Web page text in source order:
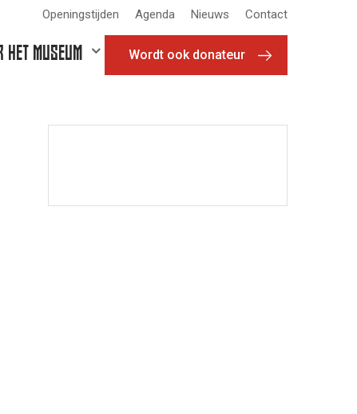
Openingstijden Agenda Nieuws Contact
HET MUSEUM Wordt ook donateur